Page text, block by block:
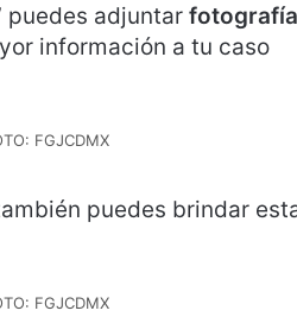
puedes adjuntar
información a tu caso
FGJCDMX
puedes brindar
FGJCDMX